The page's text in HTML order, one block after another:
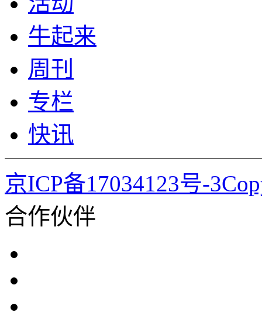
牛起来
周刊
专栏
快讯
京ICP备17034123号-
合作伙伴